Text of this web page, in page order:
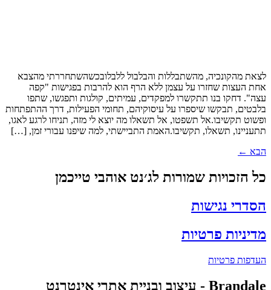
לצאת מהקונכיה, מהשתבללות והבלבול ללבלובכשהשתחררתי מהצבא
אחת העצות שחזרו על עצמן ללא הרף הוא להרבות בפגישות "קפה
עצה". דחקו בנו תתקשרו למפקדים, עמיתים, קולגות ותפגשו, שתפו
בלבטים, תבקשו שיספרו על עיסוקיהם, תחומי הפעילות, דרך ההתפתחות
ופשוט תקשיבו.אל תשפטו, אל תשאלו מה יוצא לי מזה, תניחו לרגע לאגו,
תתעניינו, תשאלו, תקשיבו.האמת התביישתי, למה שיפנו עבורי זמן, […]
הבא ←
כל הזכויות שמורות לג׳נט אוהבי טייכמן
הסדרי נגישות
מדיניות פרטיות
העדפות פרטיות
Brandale - עיצוב ובניית אתרי אינטרנט